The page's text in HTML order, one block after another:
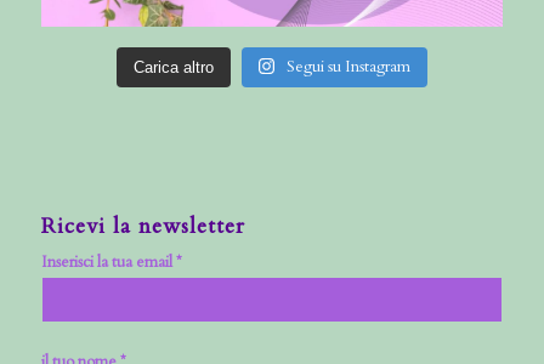
Carica altro Segui su Instagram
Ricevi la newsletter
Inserisci la tua email *